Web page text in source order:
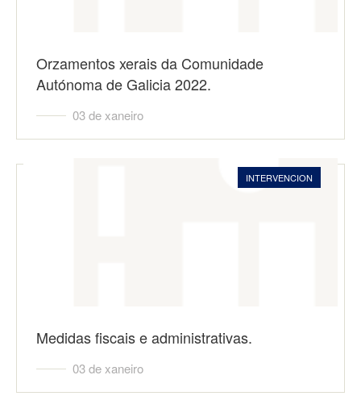
Orzamentos xerais da Comunidade
Autónoma de Galicia 2022.
03 de xaneiro
INTERVENCION
Medidas fiscais e administrativas.
03 de xaneiro